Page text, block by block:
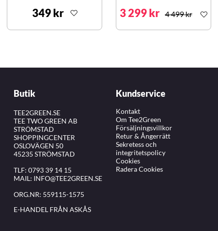
349 kr 3 299 kr 4 499 kr
Butik
TEE2GREEN.SE
TEE TWO GREEN AB
STRÖMSTAD
SHOPPINGCENTER
OSLOVÄGEN 50
45235 STRÖMSTAD
TLF: 0793 39 14 15
MAIL: INFO@TEE2GREEN.SE
ORG.NR: 559115-1575
E-HANDEL FRÅN ASKÅS
Kundservice
Kontakt
Om Tee2Green
Försäljningsvillkor
Retur & Ångerrätt
Sekretess och
integritetspolicy
Cookies
Radera Cookies